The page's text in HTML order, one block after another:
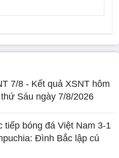
7/8 - Kết quả XSNT hôm
Sáu ngày 7/8/2026
tiếp bóng đá Việt Nam 3-1
Đình Bắc lập cú